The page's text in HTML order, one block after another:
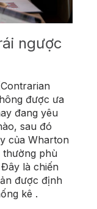
ngược
được ưa
đang yêu
sau đó
của Wharton
thường phù
là chiến
được định
kê .